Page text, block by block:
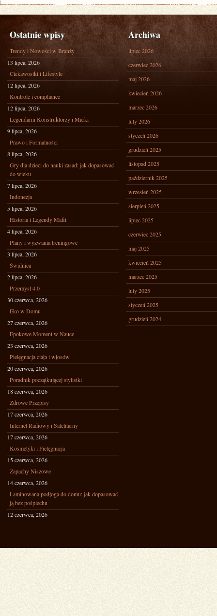
Ostatnie wpisy
Trendy i Nowości w Branży
13 lipca, 2026
Ciekawostki i Lifestyle
12 lipca, 2026
Kontrole i compliance
12 lipca, 2026
Legendarni Konstruktorzy i Marki
9 lipca, 2026
Prawo i Formalności
8 lipca, 2026
Gry dla dzieci do nauki zasad: jak dopasować
do wieku
7 lipca, 2026
Indonezja
5 lipca, 2026
Historia i Legendy Mafii
4 lipca, 2026
Plany i wyzwania treningowe
3 lipca, 2026
Świdnica
2 lipca, 2026
Przemysł 4.0
30 czerwca, 2026
Eko w Domu
27 czerwca, 2026
Epokowe Moment w Nauce
23 czerwca, 2026
Pielęgnacja ciała i włosów
20 czerwca, 2026
Poradnik początkującej stylistki
18 czerwca, 2026
Zdrowe Przepisy
17 czerwca, 2026
Internet Radiowy i Satelitarny
17 czerwca, 2026
Kosmetyki i Pielęgnacja
15 czerwca, 2026
Zapachy Niszowe
14 czerwca, 2026
Laminowana podłoga do domu: jak dopasować
ją bez pośpiechu
12 czerwca, 2026
Archiwa
lipiec 2026
czerwiec 2026
maj 2026
kwiecień 2026
marzec 2026
luty 2026
styczeń 2026
grudzień 2025
listopad 2025
październik 2025
wrzesień 2025
sierpień 2025
lipiec 2025
czerwiec 2025
maj 2025
kwiecień 2025
marzec 2025
luty 2025
styczeń 2025
grudzień 2024